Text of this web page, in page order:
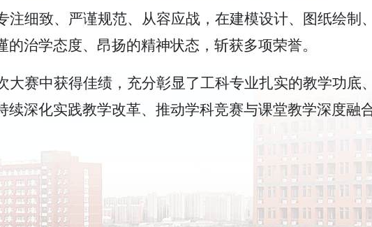
注细致、严谨规范、从容应战，在建模设计、图纸绘制
的治学态度、昂扬的精神状态，斩获多项荣誉。
大赛中获得佳绩，充分彰显了工科专业扎实的教学功底
续深化实践教学改革、推动学科竞赛与课堂教学深度融